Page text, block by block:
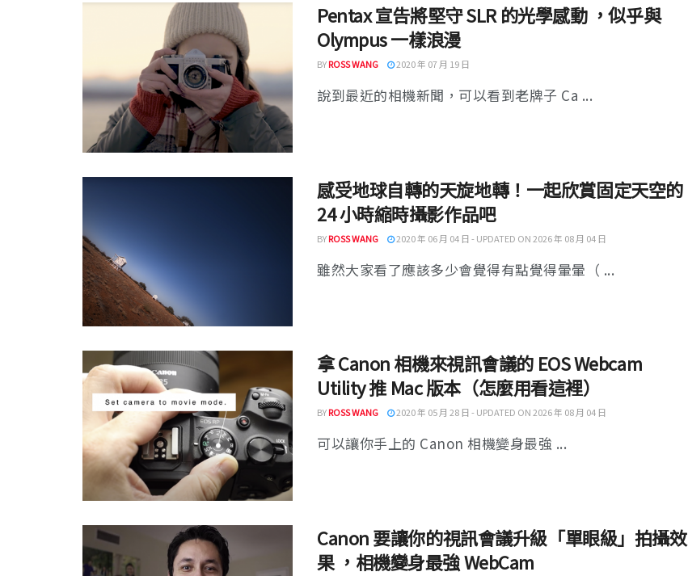
Pentax 宣告將堅守 SLR 的光學感動 ，似乎與
Olympus 一樣浪漫
BYROSS WANG 2020 年 07 月 19 日
說到最近的相機新聞，可以看到老牌子 Ca ...
感受地球自轉的天旋地轉！一起欣賞固定天空的
24 小時縮時攝影作品吧
BYROSS WANG 2020 年 06 月 04 日 - UPDATED ON 2026 年 08 月 04 日
雖然大家看了應該多少會覺得有點覺得暈暈（ ...
拿 Canon 相機來視訊會議的 EOS Webcam
Utility 推 Mac 版本（怎麼用看這裡）
BYROSS WANG 2020 年 05 月 28 日 - UPDATED ON 2026 年 08 月 04 日
可以讓你手上的 Canon 相機變身最強 ...
Canon 要讓你的視訊會議升級「單眼級」拍攝效
果 ，相機變身最強 WebCam